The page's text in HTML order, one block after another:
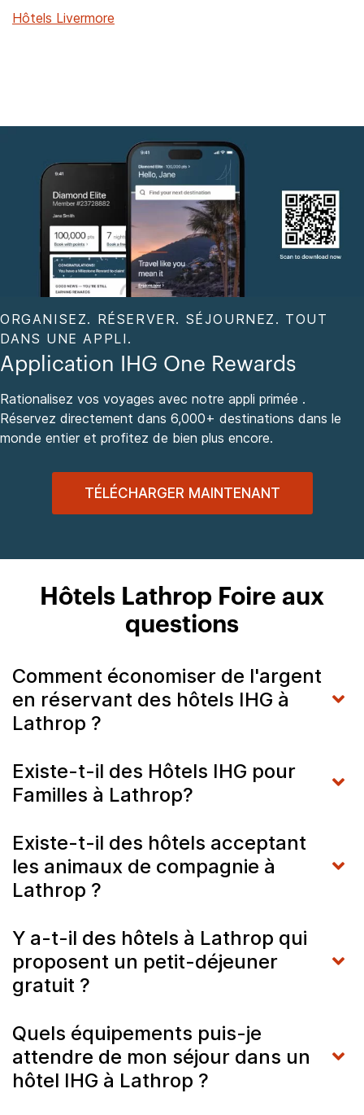
Hôtels Livermore
ORGANISEZ. RÉSERVER. SÉJOURNEZ. TOUT
DANS UNE APPLI.
Application IHG One Rewards
Rationalisez vos voyages avec notre appli primée .
Réservez directement dans 6,000+ destinations dans le
monde entier et profitez de bien plus encore.
TÉLÉCHARGER MAINTENANT
Hôtels Lathrop Foire aux
questions
Comment économiser de l'argent
en réservant des hôtels IHG à
Lathrop ?
Existe-t-il des Hôtels IHG pour
Familles à Lathrop?
Existe-t-il des hôtels acceptant
les animaux de compagnie à
Lathrop ?
Y a-t-il des hôtels à Lathrop qui
proposent un petit-déjeuner
gratuit ?
Quels équipements puis-je
attendre de mon séjour dans un
hôtel IHG à Lathrop ?